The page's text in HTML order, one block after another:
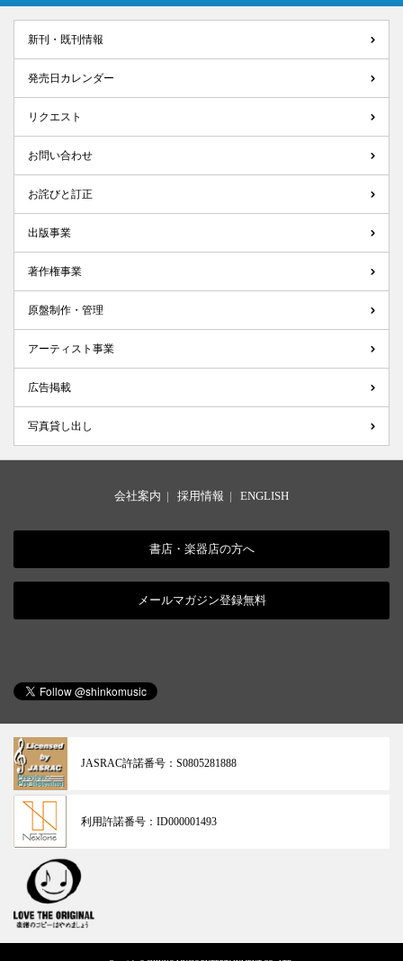
新刊・既刊情報
発売日カレンダー
リクエスト
お問い合わせ
お詫びと訂正
出版事業
著作権事業
原盤制作・管理
アーティスト事業
広告掲載
写真貸し出し
会社案内 | 採用情報 | ENGLISH
書店・楽器店の方へ
メールマガジン登録無料
JASRAC許諾番号： S0805281888
利用許諾番号： ID000001493